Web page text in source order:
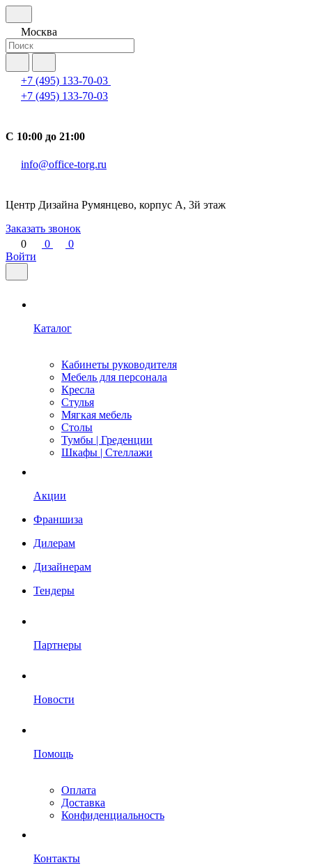
Москва
+7 (495) 133-70-03
+7 (495) 133-70-03
С 10:00 до 21:00
info@office-torg.ru
Центр Дизайна Румянцево, корпус А, 3й этаж
Заказать звонок
0
0
0
Войти
Каталог
Кабинеты руководителя
Мебель для персонала
Кресла
Стулья
Мягкая мебель
Столы
Тумбы | Греденции
Шкафы | Стеллажи
Акции
Франшиза
Дилерам
Дизайнерам
Тендеры
Партнеры
Новости
Помощь
Оплата
Доставка
Конфиденциальность
Контакты